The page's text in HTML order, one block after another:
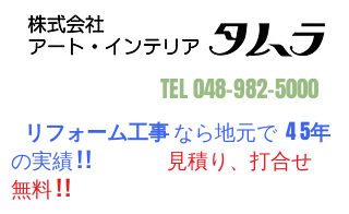
TEL048-982-5000
リフォーム工事なら地元で 4 5年
の実績 ! !
見積り、打合せ
無料 ! !